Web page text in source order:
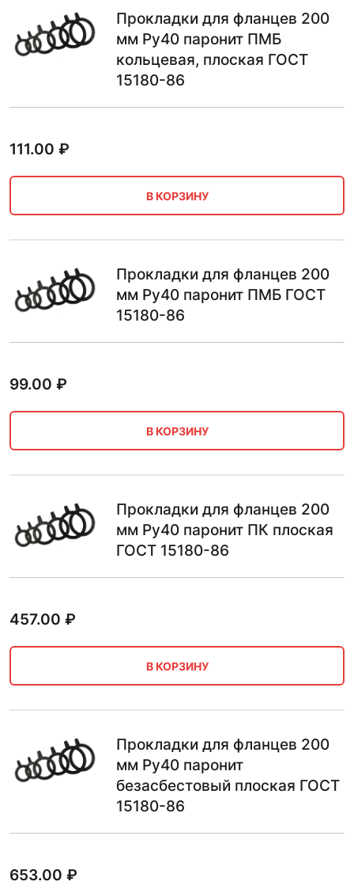
Прокладки для фланцев 200
мм Ру40 паронит ПМБ
кольцевая, плоская ГОСТ
15180-86
111.00 ₽
В КОРЗИНУ
Прокладки для фланцев 200
мм Ру40 паронит ПМБ ГОСТ
15180-86
99.00 ₽
В КОРЗИНУ
Прокладки для фланцев 200
мм Ру40 паронит ПК плоская
ГОСТ 15180-86
457.00 ₽
В КОРЗИНУ
Прокладки для фланцев 200
мм Ру40 паронит
безасбестовый плоская ГОСТ
15180-86
653.00 ₽